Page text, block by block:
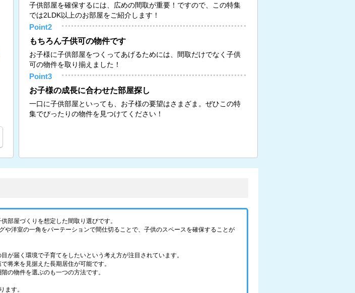
子供部屋を確保するには、広めの間取が重要！ですので、この特集
では2LDK以上のお部屋をご紹介します！
Point2
もちろん子供可の物件です
お子様に子供部屋をつくってあげるためには、間取だけでなく子供
可の物件を取り揃えました！
Point3
お子様の成長に合わせた部屋探し
一口に子供部屋といっても、お子様の要望はさまざま。ぜひこの特
集でぴったりの物件を見つけてください！
部屋づくりを想定した間取り選びです。
や洋室の一角をパーテーションで間仕切ることで、子供のスペースを確保することが
が届く環境で子育てをしたいという考え方が注目されています。
将来を見据えた長期居住が可能です。
の物件を選ぶのも一つの方法です。
ます。